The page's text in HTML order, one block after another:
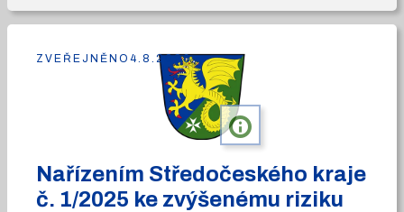
info
Nařízením Středočeského kraje
č. 1/2025 ke zvýšenému riziku
ZVEŘEJNĚNO 4.8.2026